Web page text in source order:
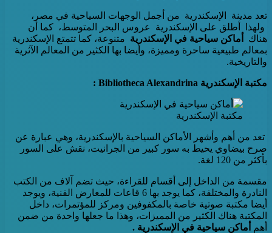
تعد مدينة الإسكندرية من أجمل الوجهات السياحية في مصر،
ولهذا أطلق على الإسكندرية عروس البحر المتوسط، كما أن
هناك
أماكن سياحية في الإسكندرية متنوعة، كما تتمتع الإسكندرية
بمعالم طبيعية ساحرة ومميزة، وأيضا بها الكثير من المعالم الآثرية
والتاريخية.
مكتبة الإسكندرية Bibliotheca Alexandrina :
مكتبة الإسكندرية
تعد من أهم وأشهر الأماكن السياحية بالإسكندرية، وهي عبارة عن
صرح بيضاوي يحيط به سور كبير من الجرانيت، نقش على السور
بأكثر من 120 لغة.
مقسمة من الداخل إلى أقسام للقراءة، حيث تضم آلاف من الكتب
النادرة والمختلفة، كما يوجد بها 6 قاعات للمعارض الفنية، ويوجد
أيضا مكتبة صوتية خاصة بالمكفوفين ومركز للمؤتمرات، داخل
المكتبة هناك الكثير من المميزات، وهذا ما جعلها واحدة من ضمن
أهم
أماكن سياحية في الإسكندرية .